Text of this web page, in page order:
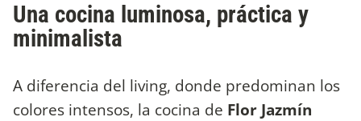
Una cocina luminosa, práctica y
minimalista
A diferencia del living, donde predominan los
colores intensos, la cocina de Flor Jazmín